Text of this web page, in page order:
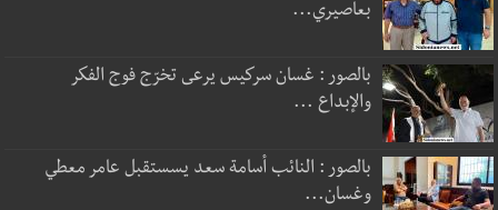
بعاصيري...
بالصور : غسان سركيس يرعى تخرّج فوج الفكر
والإبداع ...
بالصور : النائب أسامة سعد يسستقبل عامر معطي
وغسان...